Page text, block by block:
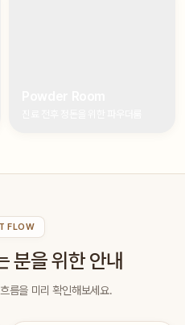
FLOW
분을 위한 안내
름을 미리 확인해보세요.